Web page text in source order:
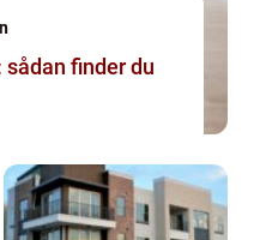
finder du